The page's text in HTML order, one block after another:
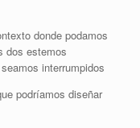
donde podamos
dos estemos
interrumpidos
podríamos diseñar